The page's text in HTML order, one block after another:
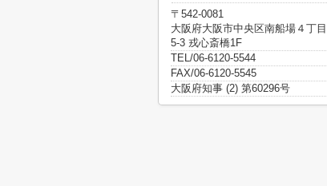
〒542-0081
大阪府大阪市中央区南船場４丁目
5-3 戎心斎橋1F
TEL/06-6120-5544
FAX/06-6120-5545
大阪府知事 (2) 第60296号